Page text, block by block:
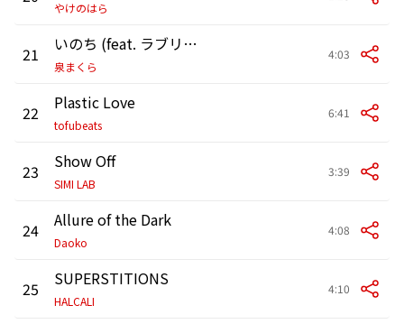
やけのはら
21 いのち (feat. ラブリーサマーちゃん)
泉まくら
4:03
22 Plastic Love
tofubeats
6:41
23 Show Off
SIMI LAB
3:39
24 Allure of the Dark
Daoko
4:08
25 SUPERSTITIONS
HALCALI
4:10